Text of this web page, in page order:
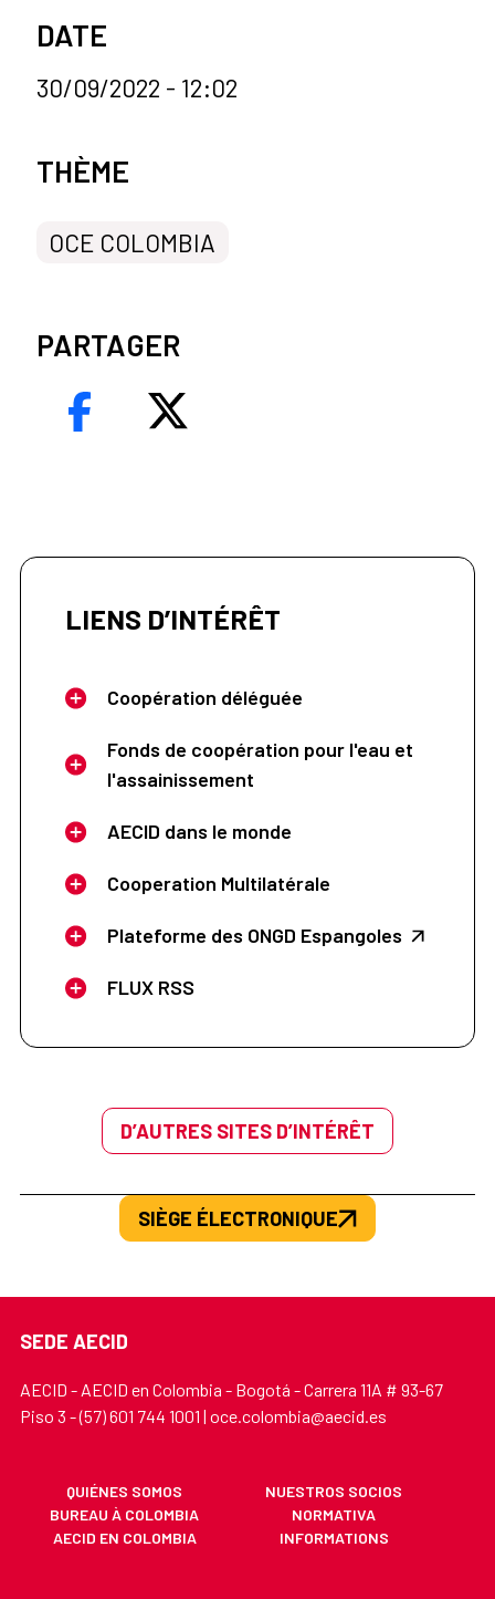
DATE
30/09/2022 - 12:02
Categorías de la noticia
THÈME
OCE COLOMBIA
PARTAGER
LIENS D’INTÉRÊT
Coopération déléguée
Fonds de coopération pour l'eau et
l'assainissement
AECID dans le monde
Cooperation Multilatérale
Plateforme des ONGD Espangoles
FLUX RSS
D’AUTRES SITES D’INTÉRÊT
SIÈGE ÉLECTRONIQUE
SEDE AECID
AECID - AECID en Colombia - Bogotá - Carrera 11A # 93-67
Piso 3 - (57) 601 744 1001 | oce.colombia@aecid.es
QUIÉNES SOMOS
NUESTROS SOCIOS
BUREAU À COLOMBIA
NORMATIVA
AECID EN COLOMBIA
INFORMATIONS